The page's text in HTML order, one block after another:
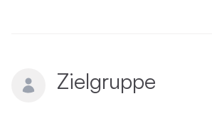
Zielgruppe